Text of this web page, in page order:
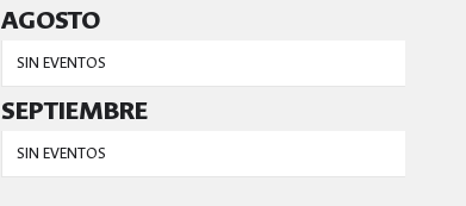
AGOSTO
SIN EVENTOS
SEPTIEMBRE
SIN EVENTOS